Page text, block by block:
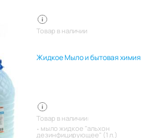
Товар в наличии
Жидкое Мыло и бытовая химия
Товар в наличии:
мыло жидкое "альхон
дезинфицирующее" (1 л.)